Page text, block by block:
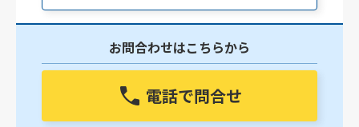
お問合わせはこちらから
電話で問合せ